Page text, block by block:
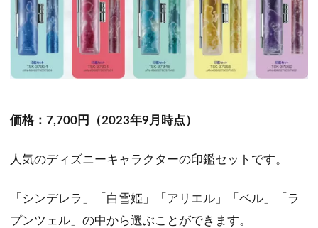
価格：7,700円（2023年9月時点）
人気のディズニーキャラクターの印鑑セットです。
「シンデレラ」「白雪姫」「アリエル」「ベル」「ラ
プンツェル」の中から選ぶことができます。